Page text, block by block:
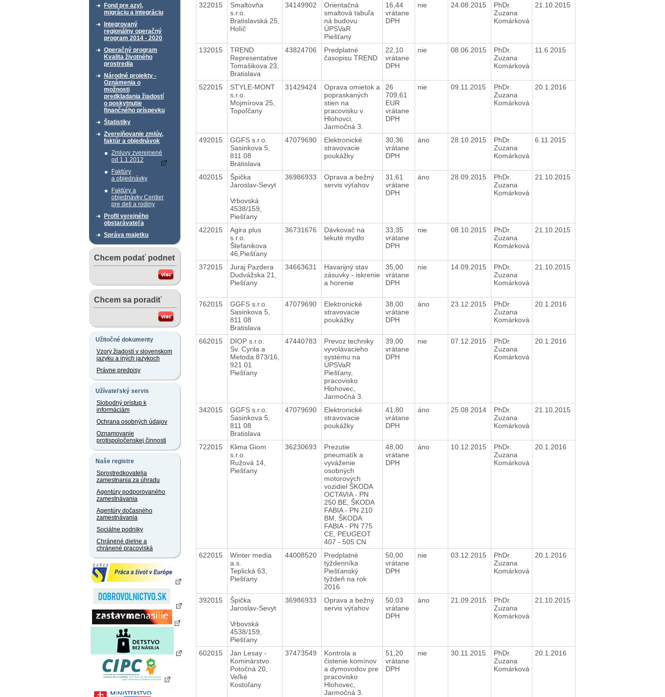
Fond pre azyl,
migráciu a integráciu
Integrovaný
regionálny operačný
program 2014 - 2020
Operačný program
Kvalita životného
prostredia
Národné projekty -
Oznámenia o
možnosti
predkladania žiadostí
o poskytnutie
finančného príspevku
Štatistiky
Zverejňovanie zmlúv,
faktúr a objednávok
Zmluvy zverejnené
od 1.1.2012
Faktúry
a objednávky
Faktúry a
objednávky Centier
pre deti a rodiny
Profil verejného
obstarávateľa
Správa majetku
Chcem podať podnet
Chcem sa poradiť
Užitočné dokumenty
Vzory žiadostí v slovenskom
jazyku a iných jazykoch
Právne predpisy
Užívateľský servis
Slobodný prístup k
informáciám
Ochrana osobných údajov
Oznamovanie
protispoločenskej činnosti
Naše registre
Sprostredkovatelia
zamestnania za úhradu
Agentúry podporovaného
zamestnávania
Agentúry dočasného
zamestnávania
Sociálne podniky
Chránené dielne a
chránené pracoviská
322015
Smaltovňa
s.r.o.
Bratislavská 25,
Holíč
34149902
Orientačná
smaltová tabuľa
ná budovu
ÚPSVaR
Piešťany
16,44
vrátane
DPH
nie 24.08.2015
PhDr.
Zuzana
Komárková
21.10.2015
132015
TREND
Representative
Tomašikova 23,
Bratislava
43824706
Predplatné
časopisu TREND
22,10
vrátane
DPH
nie 08.06.2015
PhDr.
Zuzana
Komárková
11.6.2015
522015
STYLE-MONT
s.r.o.
Mojmírova 25,
Topoľčany
31429424
Oprava omietok a
popraskaných
stien na
pracovisku v
Hlohovci,
Jarmočná 3.
26
709,61
EUR
vrátane
DPH
nie 09.11.2015
PhDr.
Zuzana
Komárková
20.1.2016
492015
GGFS s.r.o.
Sasinkova 5,
811 08
Bratislava
47079690
Elektronické
stravovacie
poukážky
30,36
vrátane
DPH
áno 28.10.2015
PhDr.
Zuzana
Komárková
6.11.2015
402015
Špička
Jaroslav-Sevyt
Vrbovská
4538/159,
Piešťany
36986933
Oprava a bežný
servis výťahov
31,61
vrátane
DPH
áno 28.09.2015
PhDr.
Zuzana
Komárková
21.10.2015
422015
Agira plus
s.r.o.
Štefanikova
46,Piešťany
36731676
Dávkovač na
tekuté mydlo
33,35
vrátane
DPH
nie 08.10.2015
PhDr.
Zuzana
Komárková
21.10.2015
372015
Juraj Pazdera
Dudvážska 21,
Piešťany
34663631
Havarijný stav
zásuvky - iskrenie
a horenie
35,00
vrátane
DPH
nie 14.09.2015
PhDr.
Zuzana
Komárková
21.10.2015
762015
GGFS s.r.o.
Sasinkova 5,
811 08
Bratislava
47079690
Elektronické
stravovacie
poukážky
38,00
vrátane
DPH
áno 23.12.2015
PhDr.
Zuzana
Komárková
20.1.2016
662015
DIOP s.r.o.
Sv. Cyrila a
Metoda 873/16,
921 01
Piešťany
47440783
Prevoz techniky
vyvolávacieho
systému na
ÚPSVaR
Piešťany,
pracovisko
Hlohovec,
Jarmočná 3.
39,00
vrátane
DPH
nie 07.12.2015
PhDr.
Zuzana
Komárková
20.1.2016
342015
GGFS s.r.o.
Sasinkova 5,
811 08
Bratislava
47079690
Elektronické
stravovacie
poukážky
41,80
vrátane
DPH
áno 25.08.2014
PhDr.
Zuzana
Komárková
21.10.2015
722015
Klima Giom
s.r.o.
Ružová 14,
Piešťany
36230693
Prezutie
pneumatík a
vyváženie
osobných
motorových
vozidiel ŠKODA
OCTAVIA - PN
250 BE, ŠKODA
FABIA - PN 210
BM, ŠKODA
FABIA - PN 775
CE, PEUGEOT
407 - 505 CN
48,00
vrátane
DPH
áno 10.12.2015
PhDr.
Zuzana
Komárková
20.1.2016
622015
Winter media
a.s.
Teplická 63,
Piešťany
44008520
Predplatné
týždenníka
Piešťanský
týždeň na rok
2016
50,00
vrátane
DPH
nie 03.12.2015
PhDr.
Zuzana
Komárková
20.1.2016
392015
Špička
Jaroslav-Sevyt
Vrbovská
4538/159,
Piešťany
36986933
Oprava a bežný
servis výťahov
50,03
vrátane
DPH
áno 21.09.2015
PhDr.
Zuzana
Komárková
21.10.2015
602015
Ján Lesay -
Kominárstvo
Potočná 20,
Veľké
Kostoľany
37473549
Kontrola a
čistenie komínov
a dymovodov pre
pracovisko
Hlohovec,
Jarmočná 3.
51,20
vrátane
DPH
nie 30.11.2015
PhDr.
Zuzana
Komárková
20.1.2016